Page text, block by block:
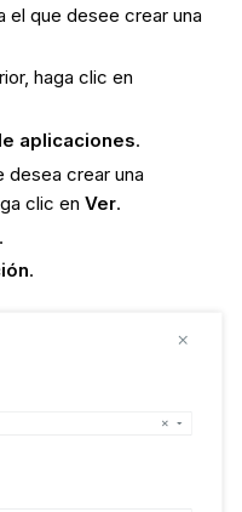
el que desee crear una
haga clic en
aplicaciones.
desea crear una
clic en Ver.
.
.